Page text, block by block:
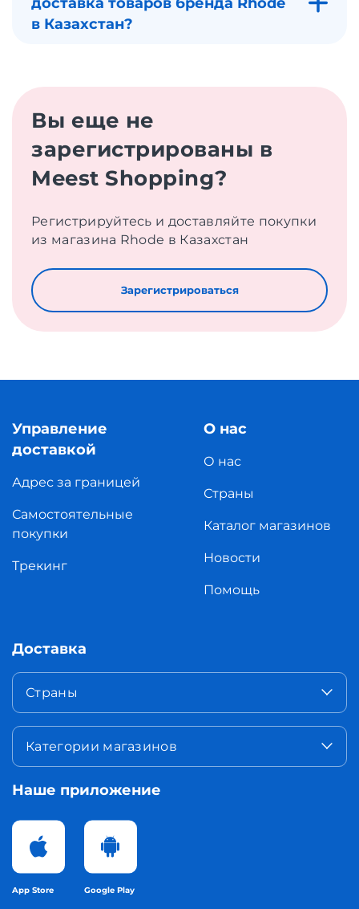
в Казахстан?
Вы еще не
зарегистрированы в
Meest Shopping?
Регистрируйтесь и доставляйте покупки
из магазина Rhode в Казахстан
Зарегистрироваться
Управление
доставкой
Адрес за границей
Самостоятельные
покупки
Трекинг
О нас
О нас
Страны
Каталог магазинов
Новости
Помощь
Доставка
Страны
Категории магазинов
Наше приложение
App Store Google Play